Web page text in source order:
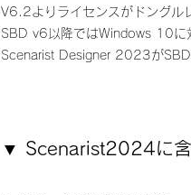
V6.2よりライセンスがドングル
SBD v6以降ではWindows 10に
Scenarist Designer 2023がSBD
​▼ Scenarist2024に含